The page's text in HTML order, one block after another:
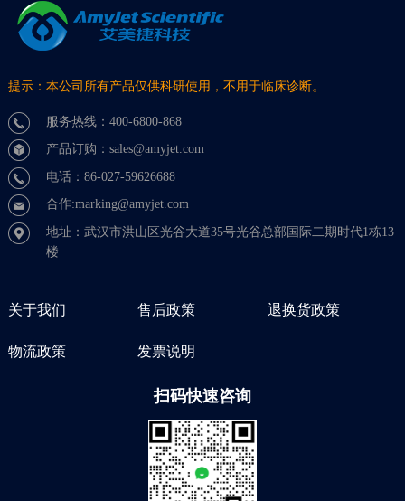
提示：本公司所有产品仅供科研使用，不用于临床诊断。
服务热线：400-6800-868
产品订购：sales@amyjet.com
电话：86-027-59626688
合作:marking@amyjet.com
地址：武汉市洪山区光谷大道35号光谷总部国际二期时代1栋13
楼
关于我们 售后政策 退换货政策
物流政策 发票说明
扫码快速咨询